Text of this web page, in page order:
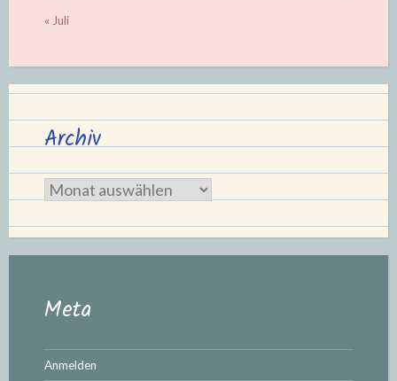
« Juli
Archiv
Archiv
Meta
Anmelden